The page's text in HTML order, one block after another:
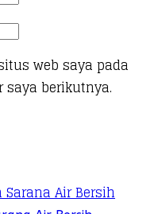
web saya pada
berikutnya.